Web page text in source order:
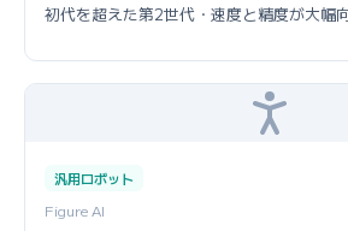
初代を超えた第2世代・速度と精度が大幅
汎用ロボット
Figure AI